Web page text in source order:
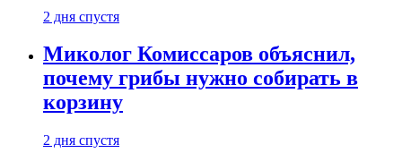
2 дня спустя
Миколог Комиссаров объяснил,
почему грибы нужно собирать в
корзину
2 дня спустя